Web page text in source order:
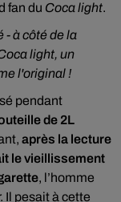
fan du Coca light.
- à côté de la
light, un
l'original !
pendant
de 2L
après la lecture
le vieillissement
, l’homme
Il pesait à cette